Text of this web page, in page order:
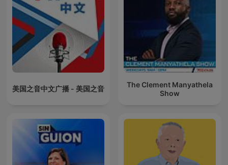
美国之音中文广播 - 美国之音
The Clement Manyathela
Show